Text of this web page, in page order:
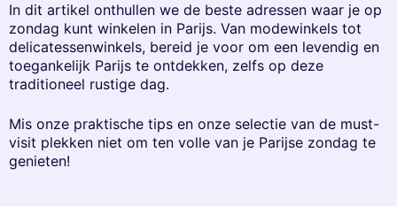
In dit artikel onthullen we de beste adressen waar je op
zondag kunt winkelen in Parijs. Van modewinkels tot
delicatessenwinkels, bereid je voor om een levendig en
toegankelijk Parijs te ontdekken, zelfs op deze
traditioneel rustige dag.
Mis onze praktische tips en onze selectie van de must-
visit plekken niet om ten volle van je Parijse zondag te
genieten!